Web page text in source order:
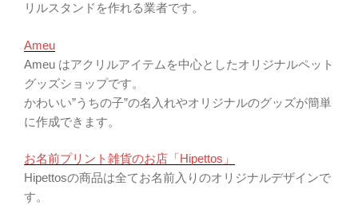
リルスタンドを作れる業者です。
Ameu
Ameu はアクリルアイテムを中心としたオリジナルペット
グッズショップです。
かわいい”うちの子”の名入れやオリジナルのグッズが簡単
に作成できます。
お名前プリント雑貨のお店「Hipettos」
Hipettosの商品は全てお名前入りのオリジナルデザインで
す。